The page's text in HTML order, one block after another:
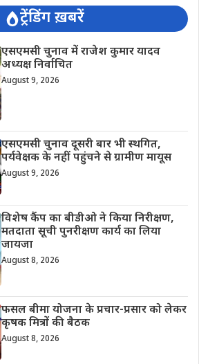
ट्रेंडिंग ख़बरें
एसएमसी चुनाव में राजेश कुमार यादव
अध्यक्ष निर्वाचित
August 9, 2026
एसएमसी चुनाव दूसरी बार भी स्थगित,
पर्यवेक्षक के नहीं पहुंचने से ग्रामीण मायूस
August 9, 2026
विशेष कैंप का बीडीओ ने किया निरीक्षण,
मतदाता सूची पुनरीक्षण कार्य का लिया
जायजा
August 8, 2026
फसल बीमा योजना के प्रचार-प्रसार को लेकर
कृषक मित्रों की बैठक
August 8, 2026